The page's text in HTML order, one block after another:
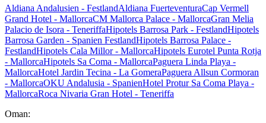
Aldiana Andalusien - FestlandAldiana FuerteventuraCap Vermell
Grand Hotel - MallorcaCM Mallorca Palace - MallorcaGran Melia
Palacio de Isora - TeneriffaHipotels Barrosa Park - FestlandHipotels
Barrosa Garden - Spanien FestlandHipotels Barrosa Palace -
FestlandHipotels Cala Millor - MallorcaHipotels Eurotel Punta Rotja
- MallorcaHipotels Sa Coma - MallorcaPaguera Linda Playa -
MallorcaHotel Jardin Tecina - La GomeraPaguera Allsun Cormoran
- MallorcaOKU Andalusia - SpanienHotel Protur Sa Coma Playa -
MallorcaRoca Nivaria Gran Hotel - Teneriffa
Oman: